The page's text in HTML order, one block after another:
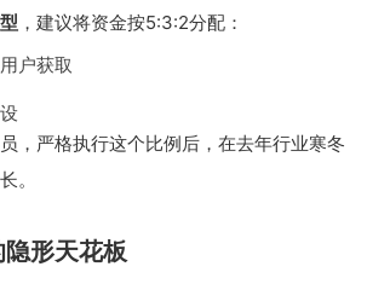
，建议将资金按5:3:2分配：
户获取
，严格执行这个比例后，在去年行业寒冬
。
形天花板